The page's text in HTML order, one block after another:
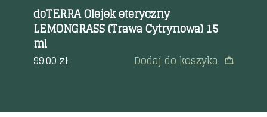
doTERRA Olejek eteryczny
LEMONGRASS (Trawa Cytrynowa) 15
ml
99.00zł Dodaj do koszyka